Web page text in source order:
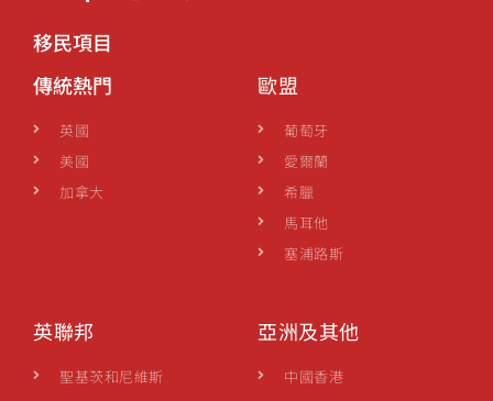
移民項目
傳統熱門
英國
美國
加拿大
歐盟
葡萄牙
愛爾蘭
希臘
馬耳他
塞浦路斯
英聯邦
聖基茨和尼維斯
亞洲及其他
中國香港